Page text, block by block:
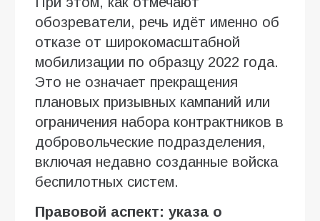
обозреватели, речь идёт именно об
отказе от широкомасштабной
мобилизации по образцу 2022 года.
Это не означает прекращения
плановых призывных кампаний или
ограничения набора контрактников в
добровольческие подразделения,
включая недавно созданные войска
беспилотных систем.
Правовой аспект: указа о